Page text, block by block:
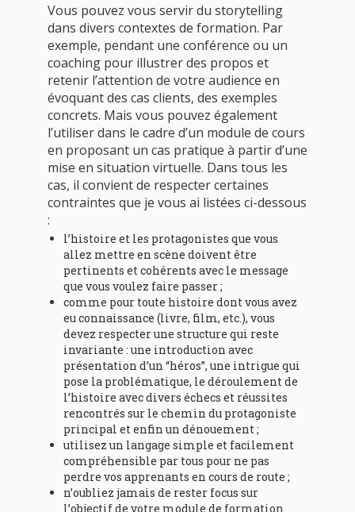
Vous pouvez vous servir du storytelling
dans divers contextes de formation. Par
exemple, pendant une conférence ou un
coaching pour illustrer des propos et
retenir l’attention de votre audience en
évoquant des cas clients, des exemples
concrets. Mais vous pouvez également
l’utiliser dans le cadre d’un module de cours
en proposant un cas pratique à partir d’une
mise en situation virtuelle. Dans tous les
cas, il convient de respecter certaines
contraintes que je vous ai listées ci-dessous
:
l’histoire et les protagonistes que vous
allez mettre en scène doivent être
pertinents et cohérents avec le message
que vous voulez faire passer ;
comme pour toute histoire dont vous avez
eu connaissance (livre, film, etc.), vous
devez respecter une structure qui reste
invariante : une introduction avec
présentation d’un “héros”, une intrigue qui
pose la problématique, le déroulement de
l’histoire avec divers échecs et réussites
rencontrés sur le chemin du protagoniste
principal et enfin un dénouement ;
utilisez un langage simple et facilement
compréhensible par tous pour ne pas
perdre vos apprenants en cours de route ;
n’oubliez jamais de rester focus sur
l’objectif de votre module de formation.